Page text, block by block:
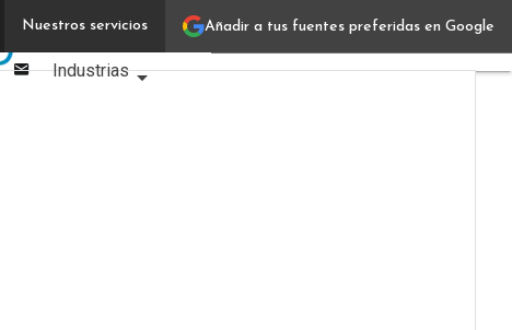
Añadir a tus fuentes preferidas en Google
Nuestros servicios
Email
Verticales IT
Industrias